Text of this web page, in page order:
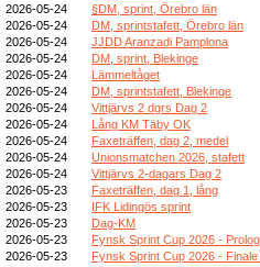
2026-05-24
§DM, sprint, Örebro län
2026-05-24
DM, sprintstafett, Örebro län
2026-05-24
JJDD Aranzadi Pamplona
2026-05-24
DM, sprint, Blekinge
2026-05-24
Lämmeltåget
2026-05-24
DM, sprintstafett, Blekinge
2026-05-24
Vittjärvs 2 dgrs Dag 2
2026-05-24
Lång KM Täby OK
2026-05-24
Faxeträffen, dag 2, medel
2026-05-24
Unionsmatchen 2026, stafett
2026-05-24
Vittjärvs 2-dagars Dag 2
2026-05-23
Faxeträffen, dag 1, lång
2026-05-23
IFK Lidingös sprint
2026-05-23
Dag-KM
2026-05-23
Fynsk Sprint Cup 2026 -
2026-05-23
Fynsk Sprint Cup 2026 - Finale